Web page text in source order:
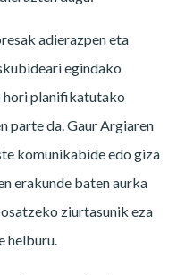
adierazpen eta
egindako
hori planifikatutako
parte da. Gaur Argiaren
komunikabide edo giza
erakunde baten aurka
ziurtasunik eza
helburu.